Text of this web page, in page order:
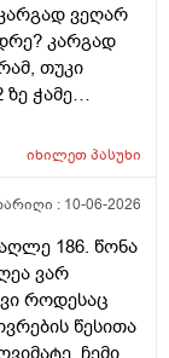
ტორტის
და
ვეღარ
კარგად
თუკი
ზე ჭამე
იხილეთპასუხი
: 10-06-2026
186. წონა
ვარ
როდესაც
წესითა